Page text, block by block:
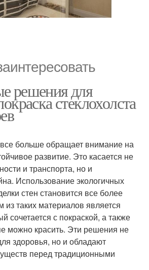
решения для
стеклохолста
больше обращает внимание на
развитие. Это касается не
и транспорта, но и
Использование экологичных
стен становится все более
таких материалов является
сочетается с покраской, а также
можно красить. Эти решения не
здоровья, но и обладают
перед традиционными